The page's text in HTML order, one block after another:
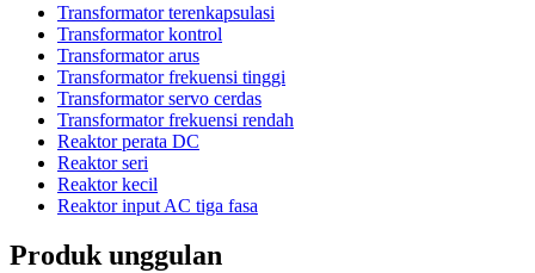
Transformator terenkapsulasi
Transformator kontrol
Transformator arus
Transformator frekuensi tinggi
Transformator servo cerdas
Transformator frekuensi rendah
Reaktor perata DC
Reaktor seri
Reaktor kecil
Reaktor input AC tiga fasa
Produk unggulan